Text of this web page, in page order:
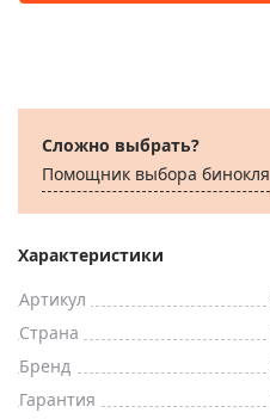
Сложно выбрать?
Помощник выбора бинокля
Характеристики
Артикул
Страна
Бренд
Гарантия